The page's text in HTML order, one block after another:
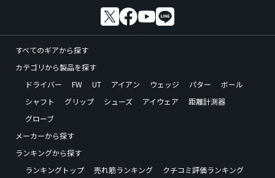
すべてのギアから探す
カテゴリから製品を探す
ドライバー
FW UT アイアン ウェッジ パター
ボール
シャフト
グリップ シューズ アイウェア
距離計測器
グローブ
メーカーから探す
ランキングから探す
ランキングトップ
売れ筋ランキング
クチコミ評価ランキング